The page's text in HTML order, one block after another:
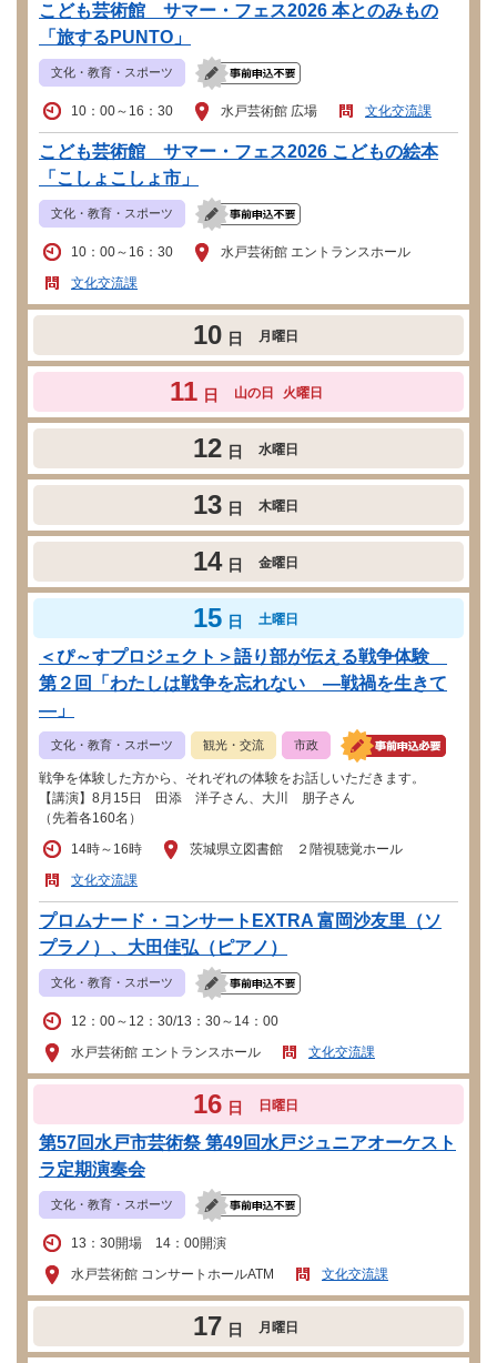
こども芸術館 サマー・フェス2026 本とのみもの
「旅するPUNTO」
文化・教育・スポーツ
10：00～16：30 水戸芸術館 広場 文化交流課
こども芸術館 サマー・フェス2026 こどもの絵本
「こしょこしょ市」
文化・教育・スポーツ
10：00～16：30
水戸芸術館 エントランスホール
文化交流課
10 日 月曜日
11 日 山の日 火曜日
12 日 水曜日
13 日 木曜日
14 日 金曜日
15 日 土曜日
＜ぴ～すプロジェクト＞語り部が伝える戦争体験
第２回「わたしは戦争を忘れない ―戦禍を生きて
―」
文化・教育・スポーツ 観光・交流 市政
戦争を体験した方から、それぞれの体験をお話しいただきます。
【講演】8月15日 田添 洋子さん、大川 朋子さん
（先着各160名）
14時～16時
茨城県立図書館 ２階視聴覚ホール
文化交流課
プロムナード・コンサートEXTRA 富岡沙友里（ソ
プラノ）、大田佳弘（ピアノ）
文化・教育・スポーツ
12：00～12：30/13：30～14：00
水戸芸術館 エントランスホール
文化交流課
16 日 日曜日
第57回水戸市芸術祭 第49回水戸ジュニアオーケスト
ラ定期演奏会
文化・教育・スポーツ
13：30開場 14：00開演
水戸芸術館 コンサートホールATM
文化交流課
17 日 月曜日